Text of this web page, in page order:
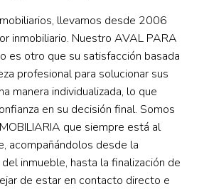
llevamos desde 2006
inmobiliario. Nuestro AVAL PARA
es otro que su satisfacción basada
profesional para solucionar sus
manera individualizada, lo que
en su decisión final. Somos
que siempre está al
acompañándolos desde la
inmueble, hasta la finalización de
de estar en contacto directo e